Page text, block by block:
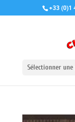
+33 (0)1
Sélectionner une